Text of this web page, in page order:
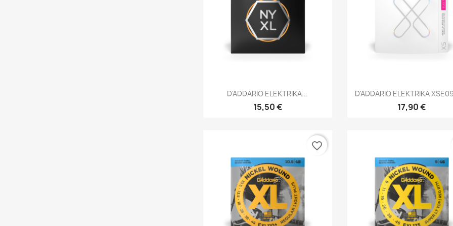
Brzi pregled
D'ADDARIO ELEKTRIKA...
15,50 €
Brzi pregled
D'ADDARIO ELEKTRIKA
17,90 €
favorite_border